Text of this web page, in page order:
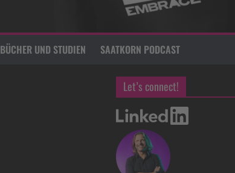
BÜCHER UND STUDIEN SAATKORN PODCAST
Let’s connect!